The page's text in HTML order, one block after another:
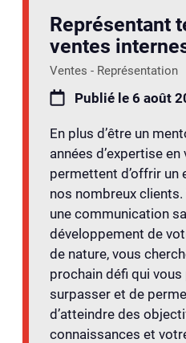
Représentant
ventes
Ventes - Représentation
Publié le 6 août
En plus d’être un
années d’expertise en
permettent d’offrir un
nos nombreux
une communication
développement de
de nature, vous
prochain défi qui
surpasser et de
d’atteindre des
connaissances et